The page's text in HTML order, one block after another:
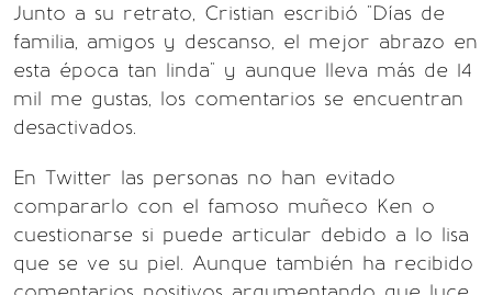
Junto a su retrato, Cristian escribió "Días de
familia, amigos y descanso, el mejor abrazo en
esta época tan linda" y aunque lleva más de 14
mil me gustas, los comentarios se encuentran
desactivados.
En Twitter las personas no han evitado
compararlo con el famoso muñeco Ken o
cuestionarse si puede articular debido a lo lisa
que se ve su piel. Aunque también ha recibido